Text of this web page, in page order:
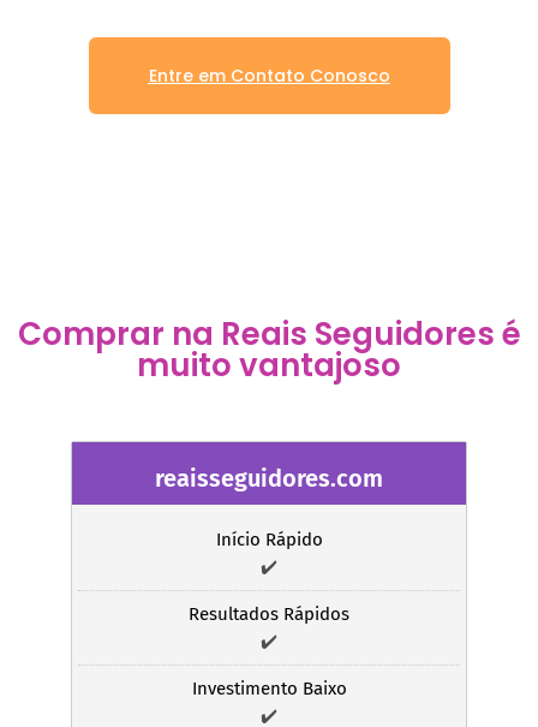
Entre em Contato Conosco
Comprar na Reais Seguidores é
muito vantajoso
reaisseguidores.com
Início Rápido
✔️
Resultados Rápidos
✔️
Investimento Baixo
✔️